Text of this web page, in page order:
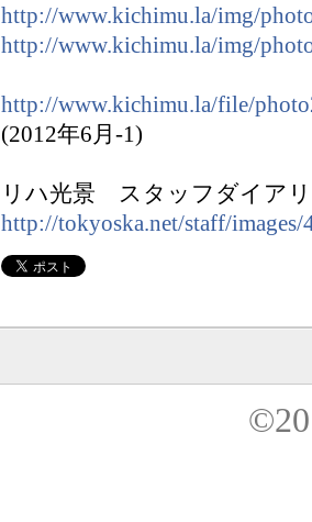
http://www.kichimu.la/img/
http://www.kichimu.la/img/
http://www.kichimu.la/file/
(2012年6月-1)
リハ光景 スタッフダイア
http://tokyoska.net/staff/images/